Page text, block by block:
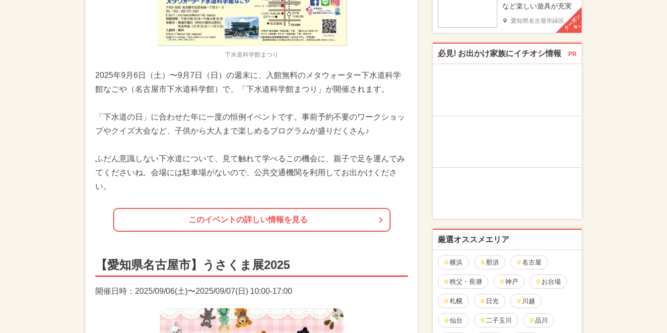
下水道科学館まつり
2025年9月6日（土）〜9月7日（日）の週末に、入館無料のメタウォーター下水道科学
館なごや（名古屋市下水道科学館）で、「下水道科学館まつり」が開催されます。
「下水道の日」に合わせた年に一度の恒例イベントです。事前予約不要のワークショッ
プやクイズ大会など、子供から大人まで楽しめるプログラムが盛りだくさん♪
ふだん意識しない下水道について、見て触れて学べるこの機会に、親子で足を運んでみ
てくださいね。会場には駐車場がないので、公共交通機関を利用してお出かけくださ
い。
このイベントの詳しい情報を見る
【愛知県名古屋市】うさくま展2025
開催日時：2025/09/06(土)〜2025/09/07(日) 10:00-17:00
など楽しい遊具が充実
愛知県名古屋市緑区クーポン
必見! お出かけ家族にイチオシ情報 PR
厳選オススメエリア
横浜 那須 名古屋
秩父・長瀞 神戸 お台場
札幌 日光 川越
仙台 二子玉川 品川